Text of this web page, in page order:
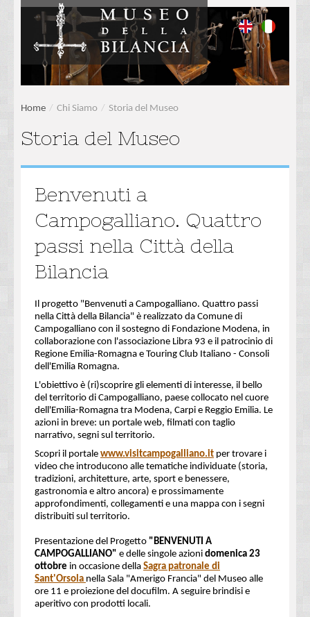
Home / Chi Siamo / Storia del Museo
Storia del Museo
Benvenuti a
Campogalliano. Quattro
passi nella Città della
Bilancia
Il progetto "Benvenuti a Campogalliano. Quattro passi
nella Città della Bilancia" è realizzato da Comune di
Campogalliano con il sostegno di Fondazione Modena, in
collaborazione con l'associazione Libra 93 e il patrocinio di
Regione Emilia-Romagna e Touring Club Italiano - Consoli
dell'Emilia Romagna.
L'obiettivo è (ri)scoprire gli elementi di interesse, il bello
del territorio di Campogalliano, paese collocato nel cuore
dell'Emilia-Romagna tra Modena, Carpi e Reggio Emilia. Le
azioni in breve: un portale web, filmati con taglio
narrativo, segni sul territorio.
Scopri il portale www.visitcampogalliano.it per trovare i
video che introducono alle tematiche individuate (storia,
tradizioni, architetture, arte, sport e benessere,
gastronomia e altro ancora) e prossimamente
approfondimenti, collegamenti e una mappa con i segni
distribuiti sul territorio.
Presentazione del Progetto "BENVENUTI A
CAMPOGALLIANO" e delle singole azioni domenica 23
ottobre in occasione della Sagra patronale di
Sant'Orsola nella Sala "Amerigo Francia" del Museo alle
ore 11 e proiezione del docufilm. A seguire brindisi e
aperitivo con prodotti locali.